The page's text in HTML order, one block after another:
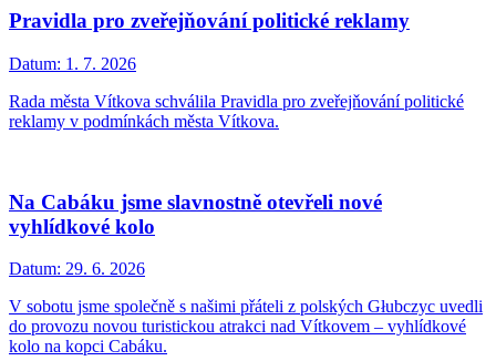
Pravidla pro zveřejňování politické reklamy
Datum: 1. 7. 2026
Rada města Vítkova schválila Pravidla pro zveřejňování politické
reklamy v podmínkách města Vítkova.
Na Cabáku jsme slavnostně otevřeli nové
vyhlídkové kolo
Datum: 29. 6. 2026
V sobotu jsme společně s našimi přáteli z polských Głubczyc uvedli
do provozu novou turistickou atrakci nad Vítkovem – vyhlídkové
kolo na kopci Cabáku.